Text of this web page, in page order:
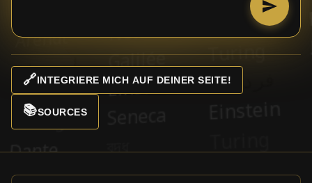
🔗INTEGRIERE MICH AUF DEINER SEITE!
📚SOURCES